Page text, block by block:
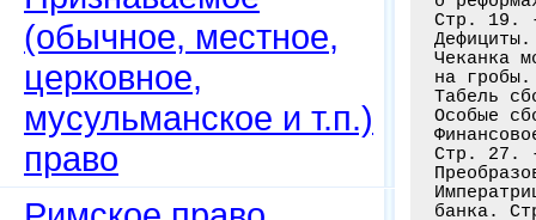
(обычное, местное,
церковное,
мусульманское и т.п.)
право